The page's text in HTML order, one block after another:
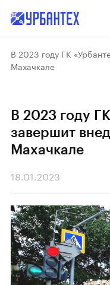
В 2023 году ГК
Махачкале
В 2023 году
завершит
Махачкале
18.01.2023